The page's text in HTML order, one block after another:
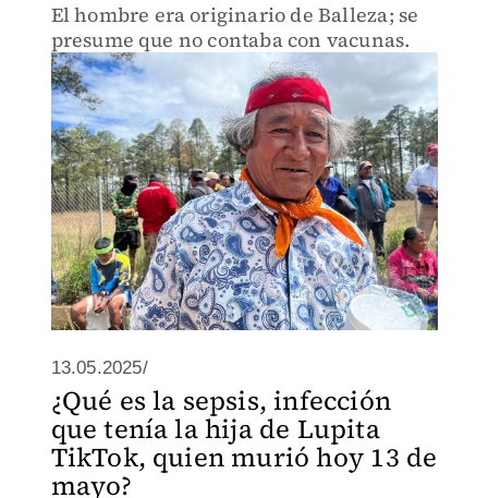
El hombre era originario de Balleza; se
presume que no contaba con vacunas.
13.05.2025/
¿Qué es la sepsis, infección
que tenía la hija de Lupita
TikTok, quien murió hoy 13 de
mayo?